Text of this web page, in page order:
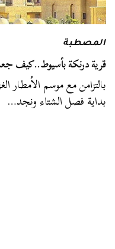
المصطبة
قرية درنكة بأسيوط..كيف
بالتزامن مع موسم
بداية فصل الشتاء ونجد…